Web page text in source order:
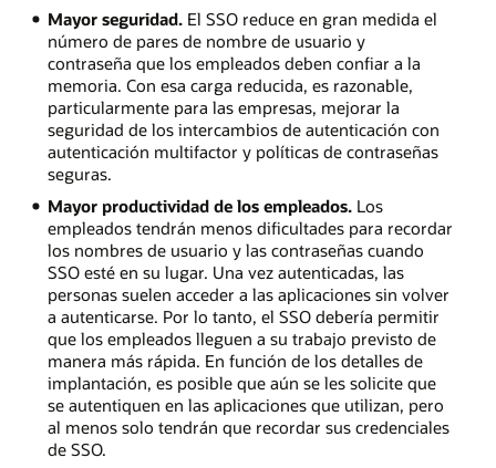
Mayor seguridad.El SSO reduce en gran medida el
número de pares de nombre de usuario y
contraseña que los empleados deben confiar a la
memoria. Con esa carga reducida, es razonable,
particularmente para las empresas, mejorar la
seguridad de los intercambios de autenticación con
autenticación multifactor y políticas de contraseñas
seguras.
Mayor productividad de los empleados.Los
empleados tendrán menos dificultades para recordar
los nombres de usuario y las contraseñas cuando
SSO esté en su lugar. Una vez autenticadas, las
personas suelen acceder a las aplicaciones sin volver
a autenticarse. Por lo tanto, el SSO debería permitir
que los empleados lleguen a su trabajo previsto de
manera más rápida. En función de los detalles de
implantación, es posible que aún se les solicite que
se autentiquen en las aplicaciones que utilizan, pero
al menos solo tendrán que recordar sus credenciales
de SSO.